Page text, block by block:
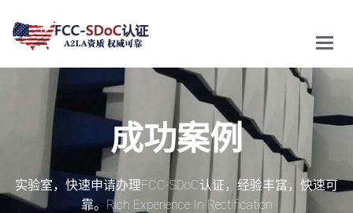
Main
Menu
成功案例
实验室，快速申请办理FCC-SDoC认证，经验丰富，快速可
靠。Rich Experience In Rectification